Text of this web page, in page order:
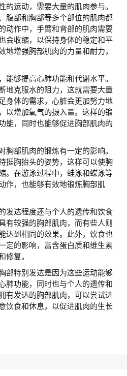
运动，需要大量的肌肉参与。
腹部和胸部等多个部位的肌肉都
动作中，手臂和背部的肌肉需要
会收缩，以保持身体的稳定和平
增强胸部肌肉的力量和耐力，
够提高心肺功能和代谢水平。
地克服水的阻力，这就需要大量
身体的需求，心脏会更加努力地
以增加氧气的摄入量。这样的锻
能，同时也能够促进胸部肌肉的
部肌肉的锻炼有一定的影响。
挺胸抬头的姿势，这样可以使胸
。在游泳过程中，蛙泳和蝶泳等
作，也能够有效地锻炼胸部肌
发达程度还与个人的遗传和饮食
有较强的胸部肌肉，而有些人则
达到相同的效果。此外，饮食也
定的影响，富含蛋白质和维生素
复。
部特别发达是因为这些运动能够
肺功能，同时也与个人的遗传和
有发达的胸部肌肉，可以尝试进
饮食和休息，以促进肌肉的生长